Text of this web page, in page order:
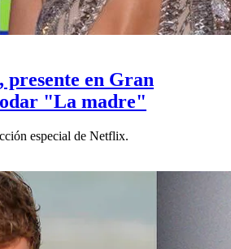
presente en Gran
"La madre"
especial de Netflix.